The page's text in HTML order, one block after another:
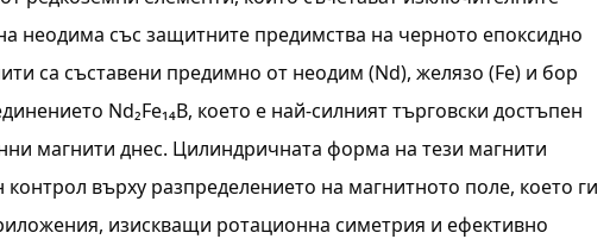
неодима със защитните предимства на черното епоксидно
са съставени предимно от неодим (Nd), желязо (Fe) и бор
Nd₂Fe₁₄B, което е най-силният търговски достъпен
магнити днес. Цилиндричната форма на тези магнити
върху разпределението на магнитното поле, което ги
изискващи ротационна симетрия и ефективно